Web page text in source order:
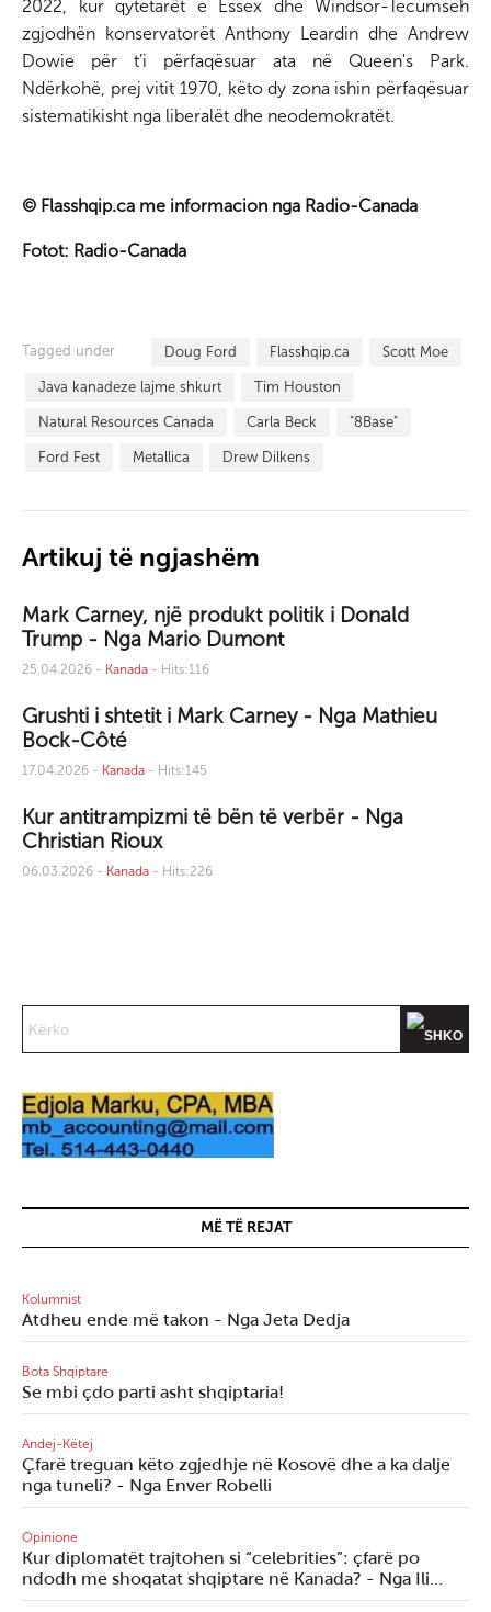
2022, kur qytetarët e Essex dhe Windsor-Tecumseh
zgjodhën konservatorët Anthony Leardin dhe Andrew
Dowie për t’i përfaqësuar ata në Queen's Park.
Ndërkohë, prej vitit 1970, këto dy zona ishin përfaqësuar
sistematikisht nga liberalët dhe neodemokratët.
© Flasshqip.ca me informacion nga Radio-Canada
Fotot: Radio-Canada
Tagged under Doug Ford Flasshqip.ca Scott Moe
Java kanadeze lajme shkurt Tim Houston
Natural Resources Canada Carla Beck "8Base"
Ford Fest Metallica Drew Dilkens
Artikuj të ngjashëm
Mark Carney, një produkt politik i Donald
Trump - Nga Mario Dumont
25.04.2026 - Kanada - Hits:116
Grushti i shtetit i Mark Carney - Nga Mathieu
Bock-Côté
17.04.2026 - Kanada - Hits:145
Kur antitrampizmi të bën të verbër - Nga
Christian Rioux
06.03.2026 - Kanada - Hits:226
MË TË REJAT
Kolumnist
Atdheu ende më takon - Nga Jeta Dedja
Bota Shqiptare
Se mbi çdo parti asht shqiptaria!
Andej-Këtej
Çfarë treguan këto zgjedhje në Kosovë dhe a ka dalje
nga tuneli? - Nga Enver Robelli
Opinione
Kur diplomatët trajtohen si “celebrities”: çfarë po
ndodh me shoqatat shqiptare në Kanada? - Nga Ili…